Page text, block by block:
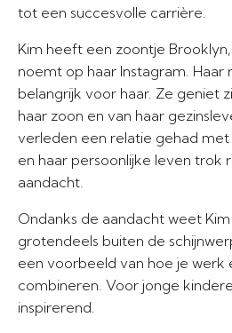
tot een succesvolle carrière.
Kim heeft een zoontje
noemt op haar Instagram. Haar
belangrijk voor haar. Ze geniet
haar zoon en van haar
verleden een relatie gehad met
en haar persoonlijke leven trok
aandacht.
Ondanks de aandacht weet
grotendeels buiten de
een voorbeeld van hoe je werk
combineren. Voor jonge
inspirerend.